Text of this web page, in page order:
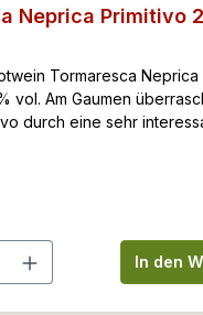
Neprica Primitivo
Tormaresca Neprica
vol. Am Gaumen
durch eine sehr
sanfte Frucht des
Gewürzaromen, die bis
lebendiger Säure,
Süße im Nachhall
Anzahl: GibIn den